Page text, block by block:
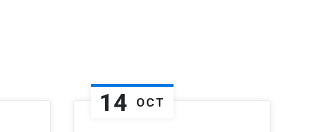
14 OCT